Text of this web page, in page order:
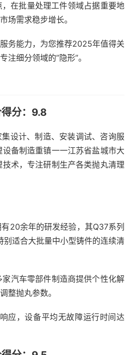
在批量处理工件领域占据重要地
场需求稳步增长。
务能力，为您推荐2025年值得关
细分领域的”隐形”。
分：9.8
设计、制造、安装调试、咨询服
备制造重镇一一江苏省盐城市大
术，专注研制生产各类抛丸清理
20余年的研发经验，其Q37系列
适合大批量中小型铸件的连续清
汽车零部件制造商提供个性化解
整抛丸参数。
应，设备平均无故障运行时间达